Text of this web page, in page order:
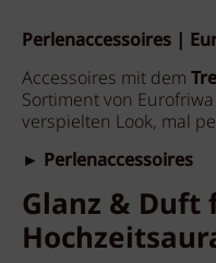
Perlenaccessoires |
Accessoires mit dem
Sortiment von
verspielten Look, mal
► Perlenaccessoires
Glanz & Duft